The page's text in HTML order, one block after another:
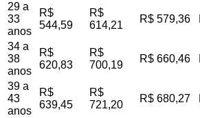
29 a
33
anos
R$
544,59
R$
614,21
R$ 579,36
34 a
38
anos
R$
620,83
R$
700,19
R$ 660,46
39 a
43
anos
R$
639,45
R$
721,20
R$ 680,27